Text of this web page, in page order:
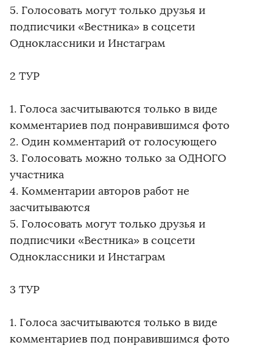
5. Голосовать могут только друзья и
подписчики «Вестника» в соцсети
Одноклассники и Инстаграм
2 ТУР
1. Голоса засчитываются только в виде
комментариев под понравившимся фото
2. Один комментарий от голосующего
3. Голосовать можно только за ОДНОГО
участника
4. Комментарии авторов работ не
засчитываются
5. Голосовать могут только друзья и
подписчики «Вестника» в соцсети
Одноклассники и Инстаграм
3 ТУР
1. Голоса засчитываются только в виде
комментариев под понравившимся фото